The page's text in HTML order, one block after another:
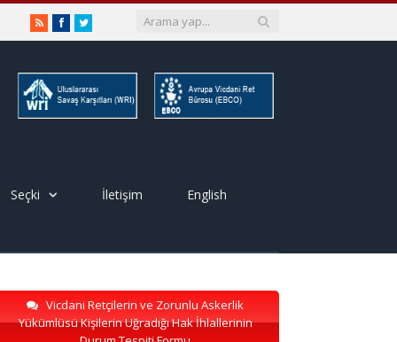
RSSFacebookTwitter
Seçki İletişim English
Vicdani Retçilerin ve Zorunlu Askerlik
Yükümlüsü Kişilerin Uğradığı Hak İhlallerinin